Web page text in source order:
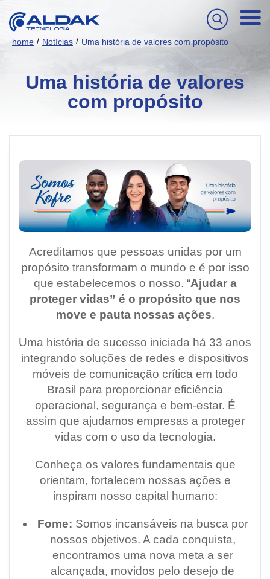
home / Notícias / Uma história de valores com propósito
Uma história de valores
com propósito
Acreditamos que pessoas unidas por um
propósito transformam o mundo e é por isso
que estabelecemos o nosso. “Ajudar a
proteger vidas” é o propósito que nos
move e pauta nossas ações.
Uma história de sucesso iniciada há 33 anos
integrando soluções de redes e dispositivos
móveis de comunicação crítica em todo
Brasil para proporcionar eficiência
operacional, segurança e bem-estar. É
assim que ajudamos empresas a proteger
vidas com o uso da tecnologia.
Conheça os valores fundamentais que
orientam, fortalecem nossas ações e
inspiram nosso capital humano:
Fome: Somos incansáveis na busca por
nossos objetivos. A cada conquista,
encontramos uma nova meta a ser
alcançada, movidos pelo desejo de